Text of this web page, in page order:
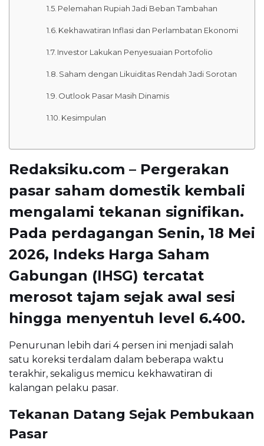
Pelemahan Rupiah Jadi Beban Tambahan
Kekhawatiran Inflasi dan Perlambatan Ekonomi
Investor Lakukan Penyesuaian Portofolio
Saham dengan Likuiditas Rendah Jadi Sorotan
Outlook Pasar Masih Dinamis
Kesimpulan
Redaksiku.com – Pergerakan
pasar saham domestik kembali
mengalami tekanan signifikan.
Pada perdagangan Senin, 18 Mei
2026, Indeks Harga Saham
Gabungan (IHSG) tercatat
merosot tajam sejak awal sesi
hingga menyentuh level 6.400.
Penurunan lebih dari 4 persen ini menjadi salah
satu koreksi terdalam dalam beberapa waktu
terakhir, sekaligus memicu kekhawatiran di
kalangan pelaku pasar.
Tekanan Datang Sejak Pembukaan
Pasar